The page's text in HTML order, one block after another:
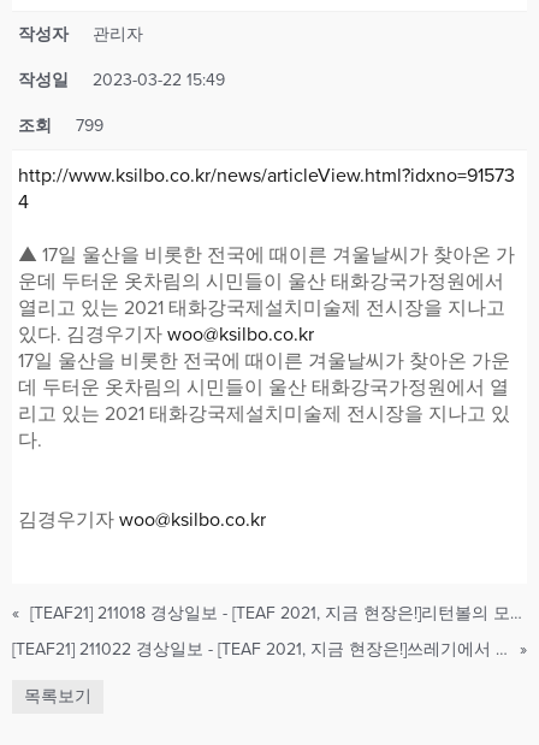
작성자 관리자
작성일 2023-03-22 15:49
조회 799
http://www.ksilbo.co.kr/news/articleView.html?idxno=91573
4
▲ 17일 울산을 비롯한 전국에 때이른 겨울날씨가 찾아온 가
운데 두터운 옷차림의 시민들이 울산 태화강국가정원에서
열리고 있는 2021 태화강국제설치미술제 전시장을 지나고
있다. 김경우기자 woo@ksilbo.co.kr
17일 울산을 비롯한 전국에 때이른 겨울날씨가 찾아온 가운
데 두터운 옷차림의 시민들이 울산 태화강국가정원에서 열
리고 있는 2021 태화강국제설치미술제 전시장을 지나고 있
다.
김경우기자 woo@ksilbo.co.kr
«
[TEAF21] 211018 경상일보 - [TEAF 2021, 지금 현장은!]리턴볼의 모습에 현대인의 ‘회귀본능’ 대입
[TEAF21] 211022 경상일보 - [TEAF 2021, 지금 현장은!]쓰레기에서 비롯된 구조물, 지속가능한 아름다움을 찾다
»
목록보기